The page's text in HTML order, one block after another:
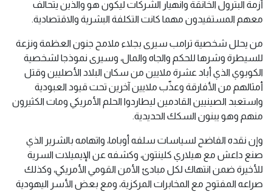
أزمة البترول الخانقة وانهيار الشركات ليكون هو والذين يتحالف
معهم المستفيدون مهما كانت التكلفة البشرية والاقتصادية.
من يحلل شخصية ترامب سيرى بجلاء ملامح جنون العظمة ونزعة
للسيطرة وشرها للحكم والجاه والمال، وسيرى نموذجا لشخصية
الكوبوي الذي أباد عشرة ملايين من سكان البلاد الأصليين وقتل
أمثالهم من الأفارقة وعذّب ملايين آخرين تحت قيود العبودية
واستعبد الصينيين القادمين ليطاردوا الحلم الأمريكي ومات الكثيرون
منهم وهو يبنون السكك الحديدية.
وإن نقده الفاضح لسياسات سلفه أوباما، واتهامه بالشرير الذي
صنع داعش مع هيلاري كلينتون، وكشفه عن الإيميلات السرية
للأخيرة ضمن انتهاك لكل مبادئ الأمن القومي الأمريكي، وكذلك
صراعه المفتوح مع المخابرات المركزية، ومع بعض الأسر اليهودية